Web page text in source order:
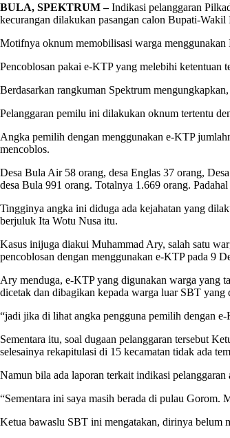
BULA, SPEKTRUM –Indikasi pelanggaran
kecurangan dilakukan pasangan calon Bupati-Wakil
Motifnya oknum memobilisasi warga
Pencoblosan pakai e-KTP yang melebihi ketentuan
Berdasarkan rangkuman Spektrum
Pelanggaran pemilu ini dilakukan oknum tertentu
Angka pemilih dengan menggunakan e-KTP
mencoblos.
Desa Bula Air 58 orang, desa Englas 37 orang,
desa Bula 991 orang. Totalnya 1.669 orang.
Tingginya angka ini diduga ada kejahatan yang
berjuluk Ita Wotu Nusa itu.
Kasus inijuga diakui Muhammad Ary, salah satu
pencoblosan dengan menggunakan e-KTP pada 9
Ary menduga, e-KTP yang digunakan warga yang
dicetak dan dibagikan kepada warga luar SBT yang
“jadi jika di lihat angka pengguna pemilih dengan
Sementara itu, soal dugaan pelanggaran tersebut
selesainya rekapitulasi di 15 kecamatan tidak ada
Namun bila ada laporan terkait indikasi
“Sementara ini saya masih berada di pulau Gorom.
Ketua bawaslu SBT ini mengatakan, dirinya belum